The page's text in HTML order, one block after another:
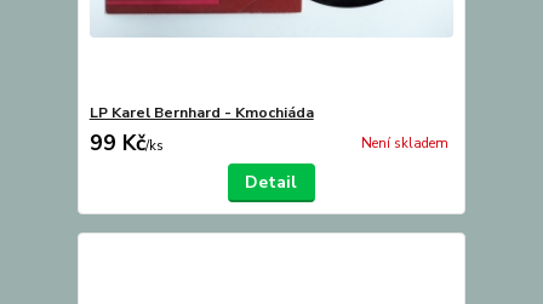
LP Karel Bernhard - Kmochiáda
99 Kč/ks Není skladem
Detail